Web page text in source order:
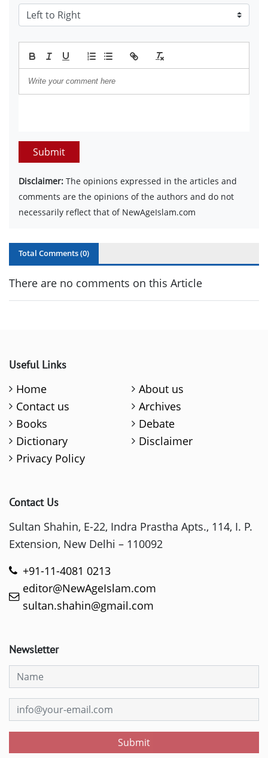
Submit
Disclaimer: The opinions expressed in the articles and
comments are the opinions of the authors and do not
necessarily reflect that of NewAgeIslam.com
Total Comments (0)
There are no comments on this Article
Useful Links
Home
About us
Contact us
Archives
Books
Debate
Dictionary
Disclaimer
Privacy Policy
Contact Us
Sultan Shahin, E-22, Indra Prastha Apts., 114, I. P.
Extension, New Delhi – 110092
+91-11-4081 0213
editor@NewAgeIslam.com
sultan.shahin@gmail.com
Newsletter
Submit